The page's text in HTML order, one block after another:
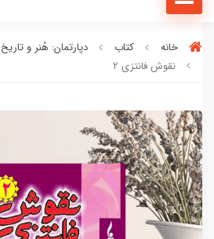
خانه کتاب دپارتمان: هُنر و
نقوش فانتزی 2